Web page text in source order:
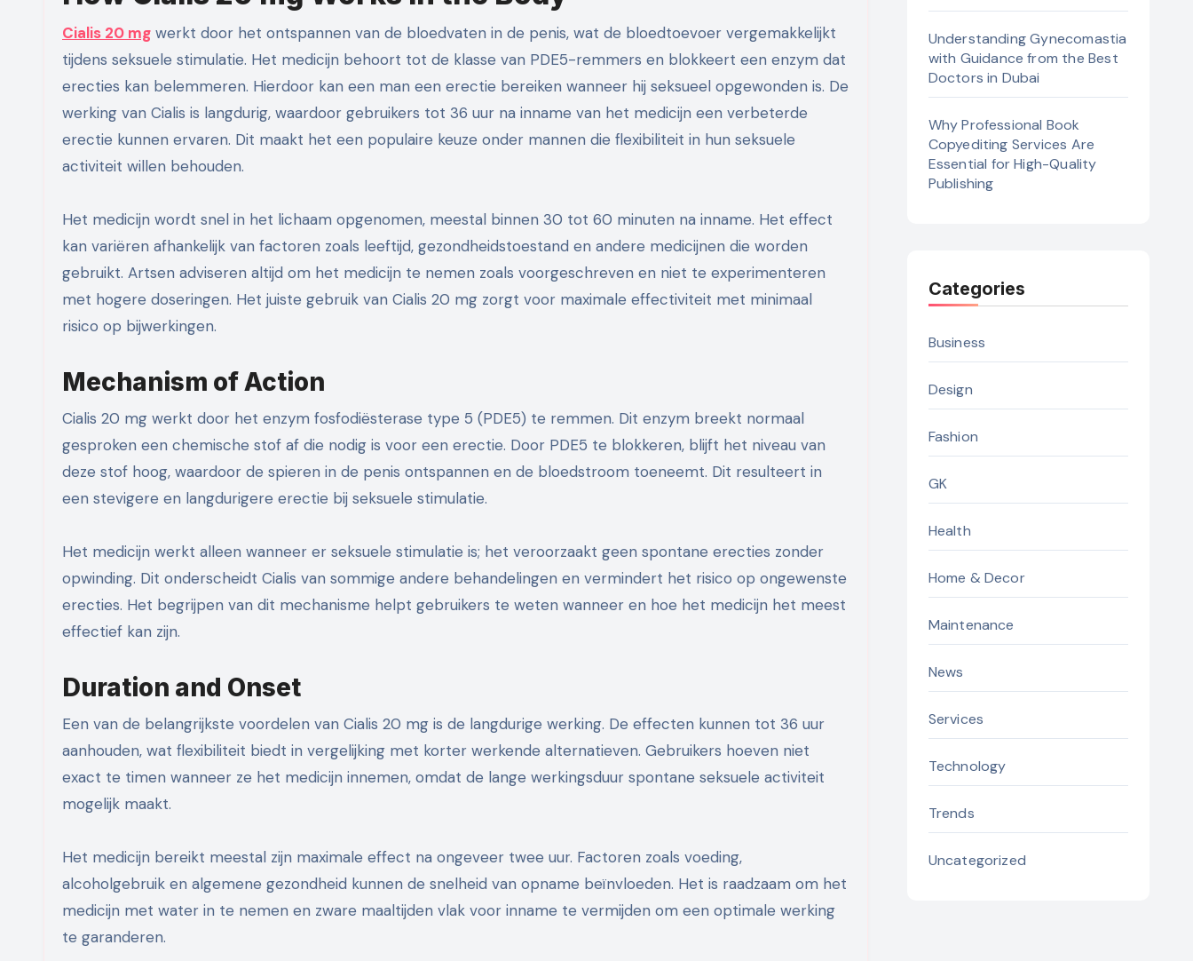
Cialis 20 mg werkt door het ontspannen van de bloedvaten in de penis, wat de bloedtoevoer vergemakkelijkt
tijdens seksuele stimulatie. Het medicijn behoort tot de klasse van PDE5-remmers en blokkeert een enzym dat
erecties kan belemmeren. Hierdoor kan een man een erectie bereiken wanneer hij seksueel opgewonden is. De
werking van Cialis is langdurig, waardoor gebruikers tot 36 uur na inname van het medicijn een verbeterde
erectie kunnen ervaren. Dit maakt het een populaire keuze onder mannen die flexibiliteit in hun seksuele
activiteit willen behouden.
Het medicijn wordt snel in het lichaam opgenomen, meestal binnen 30 tot 60 minuten na inname. Het effect
kan variëren afhankelijk van factoren zoals leeftijd, gezondheidstoestand en andere medicijnen die worden
gebruikt. Artsen adviseren altijd om het medicijn te nemen zoals voorgeschreven en niet te experimenteren
met hogere doseringen. Het juiste gebruik van Cialis 20 mg zorgt voor maximale effectiviteit met minimaal
risico op bijwerkingen.
Mechanism of Action
Cialis 20 mg werkt door het enzym fosfodiësterase type 5 (PDE5) te remmen. Dit enzym breekt normaal
gesproken een chemische stof af die nodig is voor een erectie. Door PDE5 te blokkeren, blijft het niveau van
deze stof hoog, waardoor de spieren in de penis ontspannen en de bloedstroom toeneemt. Dit resulteert in
een stevigere en langdurigere erectie bij seksuele stimulatie.
Het medicijn werkt alleen wanneer er seksuele stimulatie is; het veroorzaakt geen spontane erecties zonder
opwinding. Dit onderscheidt Cialis van sommige andere behandelingen en vermindert het risico op ongewenste
erecties. Het begrijpen van dit mechanisme helpt gebruikers te weten wanneer en hoe het medicijn het meest
effectief kan zijn.
Duration and Onset
Een van de belangrijkste voordelen van Cialis 20 mg is de langdurige werking. De effecten kunnen tot 36 uur
aanhouden, wat flexibiliteit biedt in vergelijking met korter werkende alternatieven. Gebruikers hoeven niet
exact te timen wanneer ze het medicijn innemen, omdat de lange werkingsduur spontane seksuele activiteit
mogelijk maakt.
Het medicijn bereikt meestal zijn maximale effect na ongeveer twee uur. Factoren zoals voeding,
alcoholgebruik en algemene gezondheid kunnen de snelheid van opname beïnvloeden. Het is raadzaam om het
medicijn met water in te nemen en zware maaltijden vlak voor inname te vermijden om een optimale werking
te garanderen.
Understanding Gynecomastia
with Guidance from the Best
Doctors in Dubai
Why Professional Book
Copyediting Services Are
Essential for High-Quality
Publishing
Categories
Business
Design
Fashion
GK
Health
Home & Decor
Maintenance
News
Services
Technology
Trends
Uncategorized